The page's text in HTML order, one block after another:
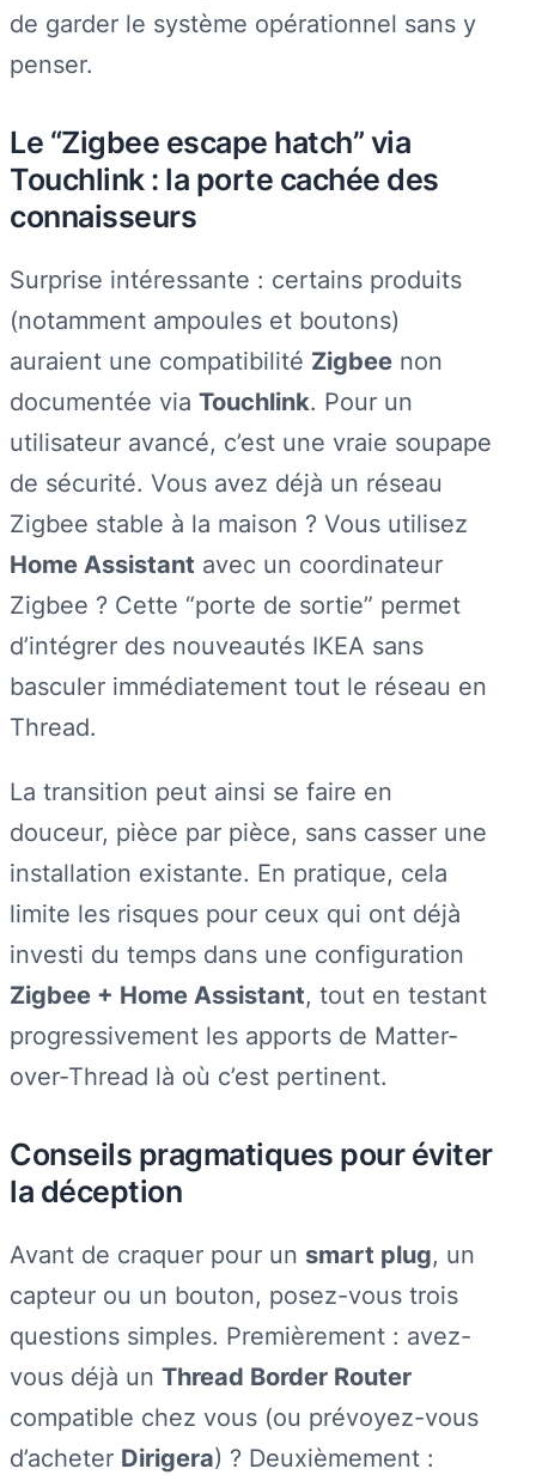
de garder le système opérationnel sans y
penser.
Le “Zigbee escape hatch” via
Touchlink : la porte cachée des
connaisseurs
Surprise intéressante : certains produits
(notamment ampoules et boutons)
auraient une compatibilité Zigbee non
documentée via Touchlink. Pour un
utilisateur avancé, c’est une vraie soupape
de sécurité. Vous avez déjà un réseau
Zigbee stable à la maison ? Vous utilisez
Home Assistant avec un coordinateur
Zigbee ? Cette “porte de sortie” permet
d’intégrer des nouveautés IKEA sans
basculer immédiatement tout le réseau en
Thread.
La transition peut ainsi se faire en
douceur, pièce par pièce, sans casser une
installation existante. En pratique, cela
limite les risques pour ceux qui ont déjà
investi du temps dans une configuration
Zigbee + Home Assistant, tout en testant
progressivement les apports de Matter-
over-Thread là où c’est pertinent.
Conseils pragmatiques pour éviter
la déception
Avant de craquer pour un smart plug, un
capteur ou un bouton, posez-vous trois
questions simples. Premièrement : avez-
vous déjà un Thread Border Router
compatible chez vous (ou prévoyez-vous
d’acheter Dirigera) ? Deuxièmement :